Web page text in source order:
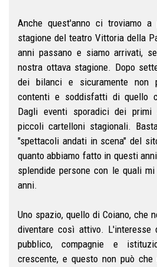
Anche quest'anno ci troviamo a
stagione del teatro Vittoria della
anni passano e siamo arrivati,
nostra ottava stagione. Dopo
dei bilanci e sicuramente non
contenti e soddisfatti di quello
Dagli eventi sporadici dei
piccoli cartelloni stagionali.
"spettacoli andati in scena" del
quanto abbiamo fatto in questi
splendide persone con le quali
anni.
Uno spazio, quello di Coiano, che
diventare così attivo. L'interesse
pubblico, compagnie e
crescente, e questo non può